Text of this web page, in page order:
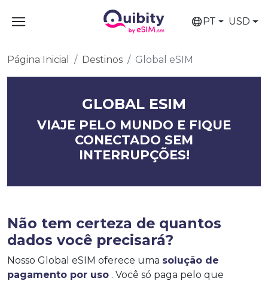
PT USD
Página Inicial Destinos Global eSIM
GLOBAL ESIM
VIAJE PELO MUNDO E FIQUE
CONECTADO SEM
INTERRUPÇÕES!
Não tem certeza de quantos
dados você precisará?
Nosso Global eSIM oferece uma solução de
pagamento por uso . Você só paga pelo que